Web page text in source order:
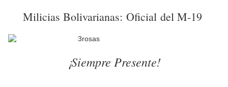
Milicias Bolivarianas: Oficial del M-19
¡Siempre Presente!